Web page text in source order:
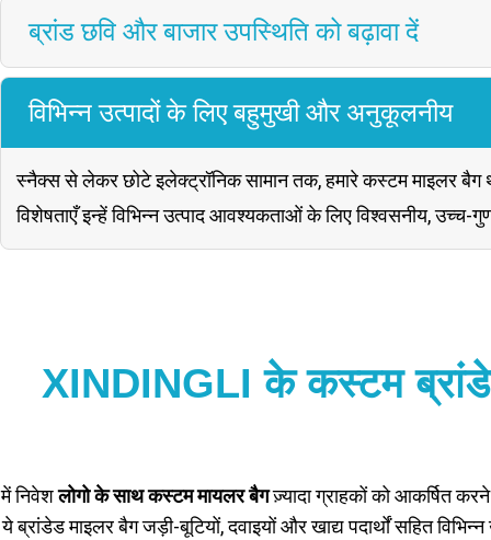
ब्रांड छवि और बाजार उपस्थिति को बढ़ावा दें
विभिन्न उत्पादों के लिए बहुमुखी और अनुकूलनीय
स्नैक्स से लेकर छोटे इलेक्ट्रॉनिक सामान तक, हमारे कस्टम माइलर बैग
विशेषताएँ इन्हें विभिन्न उत्पाद आवश्यकताओं के लिए विश्वसनीय, उच्च-
XINDINGLI के कस्टम ब्रांडेड
में निवेशलोगो के साथ कस्टम मायलर बैगज़्यादा ग्राहकों को आकर्षित
ये ब्रांडेड माइलर बैग जड़ी-बूटियों, दवाइयों और खाद्य पदार्थों सहित